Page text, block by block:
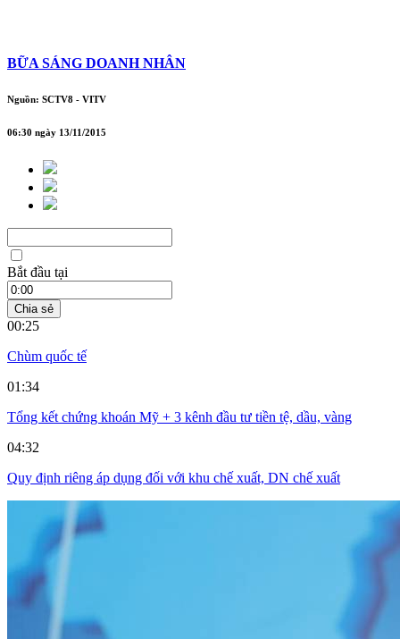
BỮA SÁNG DOANH NHÂN
Nguồn: SCTV8 - VITV
06:30 ngày 13/11/2015
Bắt đầu tại
Chia sẻ
00:25
Chùm quốc tế
01:34
Tổng kết chứng khoán Mỹ + 3 kênh đầu tư tiền tệ, dầu, vàng
04:32
Quy định riêng áp dụng đối với khu chế xuất, DN chế xuất